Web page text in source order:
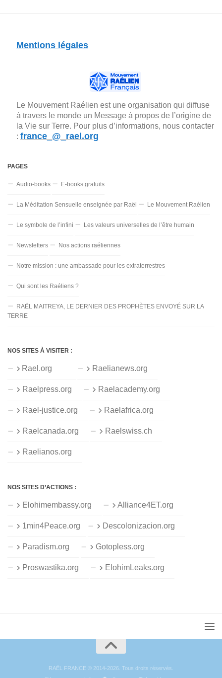
Mentions légales
Le Mouvement Raélien est une organisation qui diffuse
à travers le monde un Message à propos de l’origine de
la Vie sur Terre. Pour plus d’informations, nous contacter
: france_@_rael.org
PAGES
Audio-books E-books gratuits
La Méditation Sensuelle enseignée par Raël Le Mouvement Raélien
Le symbole de l’infini Les valeurs universelles de l’être humain
Newsletters Nos actions raéliennes
Notre mission : une ambassade pour les extraterrestres
Qui sont les Raéliens ?
RAËL MAITREYA, LE DERNIER DES PROPHÈTES ENVOYÉ SUR LA
TERRE
NOS SITES À VISITER :
Rael.org Raelianews.org
Raelpress.org Raelacademy.org
Rael-justice.org Raelafrica.org
Raelcanada.org Raelswiss.ch
Raelianos.org
NOS SITES D’ACTIONS :
Elohimembassy.org Alliance4ET.org
1min4Peace.org Descolonizacion.org
Paradism.org Gotopless.org
Proswastika.org ElohimLeaks.org
RAËL FRANCE © 2014-2026. Tous droits réservés.